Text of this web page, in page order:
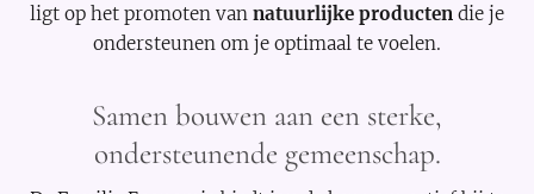
ligt op het promoten van natuurlijke producten die je
ondersteunen om je optimaal te voelen.
Samen bouwen aan een sterke,
ondersteunende gemeenschap.